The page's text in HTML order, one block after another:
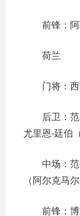
前锋：
荷兰
门将：
后卫：
尤里恩-廷伯
中场：
（阿尔克马
前锋：